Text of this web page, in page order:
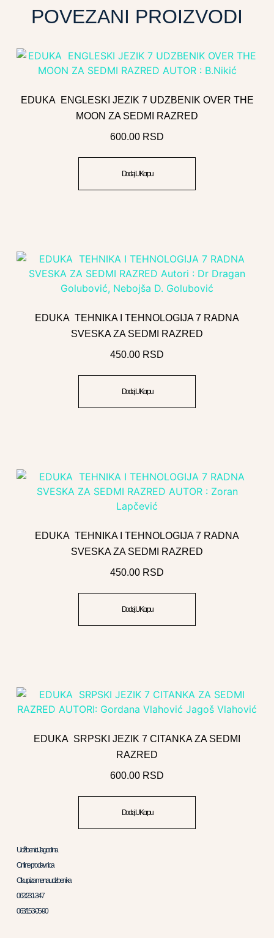
POVEZANI PROIZVODI
EDUKA ENGLESKI JEZIK 7 UDZBENIK OVER THE
MOON ZA SEDMI RAZRED
600.00 RSD
Dodaj U Korpu
EDUKA TEHNIKA I TEHNOLOGIJA 7 RADNA
SVESKA ZA SEDMI RAZRED
450.00 RSD
Dodaj U Korpu
EDUKA TEHNIKA I TEHNOLOGIJA 7 RADNA
SVESKA ZA SEDMI RAZRED
450.00 RSD
Dodaj U Korpu
EDUKA SRPSKI JEZIK 7 CITANKA ZA SEDMI
RAZRED
600.00 RSD
Dodaj U Korpu
Udžbenici Jagodina
Online prodavnica
Otkup i zamena udzbenika
062/231-347
063/153-05-90